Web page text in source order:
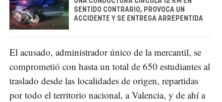
SENTIDO CONTRARIO, PROVOCA UN
ACCIDENTE Y SE ENTREGA ARREPENTIDA
El acusado, administrador único de la mercantil, se
comprometió con hasta un total de 650 estudiantes al
traslado desde las localidades de origen, repartidas
por todo el territorio nacional, a Valencia, y de ahí a